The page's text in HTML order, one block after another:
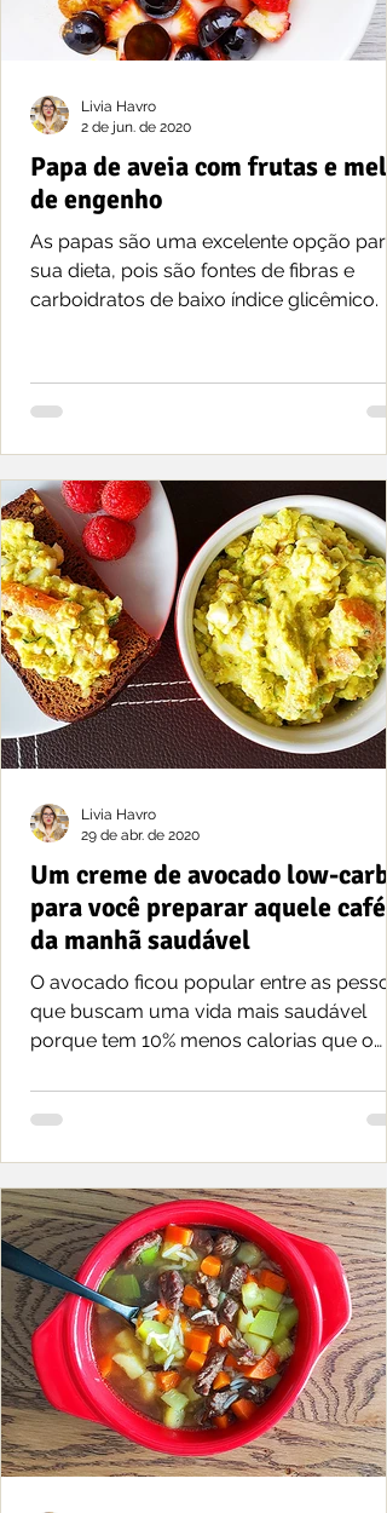
Papa de aveia com frutas e mel
de engenho
As papas são uma excelente opção para
sua dieta, pois são fontes de fibras e
carboidratos de baixo índice glicêmico.
Livia Havro
2 de jun. de 2020
Um creme de avocado low-carb
para você preparar aquele café
da manhã saudável
O avocado ficou popular entre as
que buscam uma vida mais saudável
porque tem 10% menos calorias que o
Livia Havro
29 de abr. de 2020